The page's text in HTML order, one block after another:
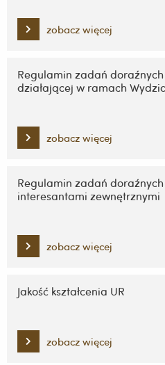
treści
zobacz więcej
Regulamin zadań doraźnych
działającej w ramach
zobacz więcej
Regulamin zadań doraźnych
interesantami zewnętrznymi
zobacz więcej
Jakość kształcenia UR
zobacz więcej